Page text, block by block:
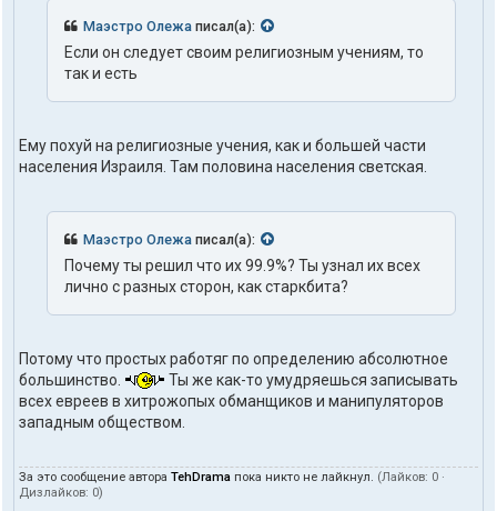
Маэстро Олежа писал(а):
Если он следует своим религиозным учениям, то
так и есть
Ему похуй на религиозные учения, как и большей части
населения Израиля. Там половина населения светская.
Маэстро Олежа писал(а):
Почему ты решил что их 99.9%? Ты узнал их всех
лично с разных сторон, как старкбита?
Потому что простых работяг по определению абсолютное
большинство.
Ты же как-то умудряешься записывать
всех евреев в хитрожопых обманщиков и манипуляторов
западным обществом.
За это сообщение автора TehDrama пока никто не лайкнул. (Лайков: 0 ·
Дизлайков: 0)